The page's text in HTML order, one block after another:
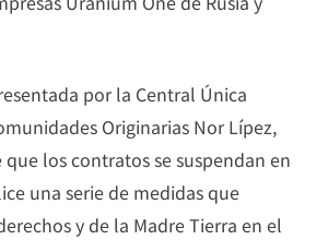
por la Central Única
Originarias Nor Lípez,
los contratos se suspendan en
una serie de medidas que
y de la Madre Tierra en el